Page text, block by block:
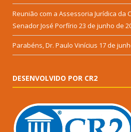
Reunião com a Assessoria Jurídica da
Senador José Porfírio 23 de junho de
Parabéns, Dr. Paulo Vinícius 17 de
DESENVOLVIDO POR CR2